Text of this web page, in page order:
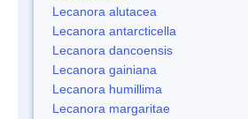
Lecanora alutacea
Lecanora antarcticella
Lecanora dancoensis
Lecanora gainiana
Lecanora humillima
Lecanora margaritae